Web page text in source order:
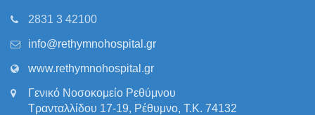
2831 3 42100
info@rethymnohospital.gr
www.rethymnohospital.gr
Γενικό Νοσοκομείο Ρεθύμνου
Τρανταλλίδου 17-19, Ρέθυμνο, Τ.Κ. 74132